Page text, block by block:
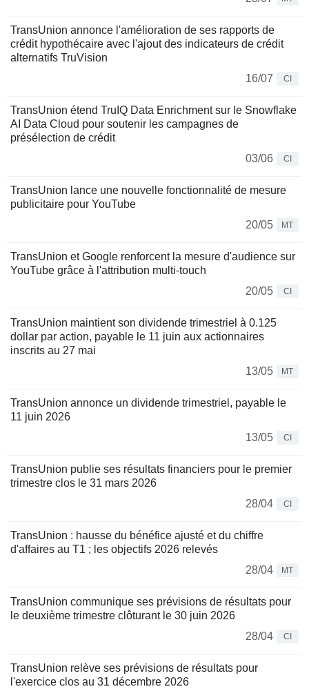
TransUnion annonce l'amélioration de ses rapports de
crédit hypothécaire avec l'ajout des indicateurs de crédit
alternatifs TruVision
16/07
CI
TransUnion étend TruIQ Data Enrichment sur le Snowflake
AI Data Cloud pour soutenir les campagnes de
présélection de crédit
03/06
CI
TransUnion lance une nouvelle fonctionnalité de mesure
publicitaire pour YouTube
20/05
MT
TransUnion et Google renforcent la mesure d'audience sur
YouTube grâce à l'attribution multi-touch
20/05
CI
TransUnion maintient son dividende trimestriel à 0.125
dollar par action, payable le 11 juin aux actionnaires
inscrits au 27 mai
13/05
MT
TransUnion annonce un dividende trimestriel, payable le
11 juin 2026
13/05
CI
TransUnion publie ses résultats financiers pour le premier
trimestre clos le 31 mars 2026
28/04
CI
TransUnion : hausse du bénéfice ajusté et du chiffre
d'affaires au T1 ; les objectifs 2026 relevés
28/04
MT
TransUnion communique ses prévisions de résultats pour
le deuxième trimestre clôturant le 30 juin 2026
28/04
CI
TransUnion relève ses prévisions de résultats pour
l'exercice clos au 31 décembre 2026